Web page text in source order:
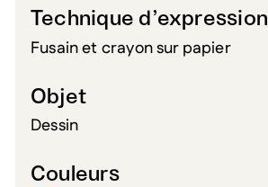
Technique d’expression
Fusain et crayon sur papier
Objet
Dessin
Couleurs